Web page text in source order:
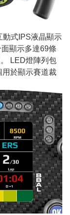
動式IPS液晶顯示
顯示多達69條
LED燈陣列包
於顯示賽道裁